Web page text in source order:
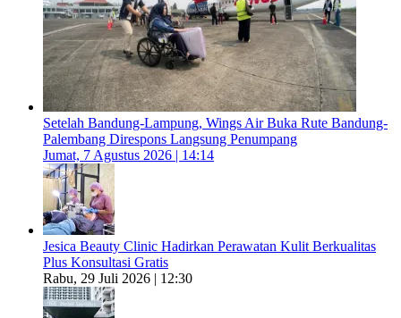
Setelah Bandung-Lampung, Wings Air Buka Rute Bandung-
Palembang Direspons Langsung Penumpang
Jumat, 7 Agustus 2026 | 14:14
Jesica Beauty Clinic Hadirkan Perawatan Kulit Berkualitas
Plus Konsultasi Gratis
Rabu, 29 Juli 2026 | 12:30